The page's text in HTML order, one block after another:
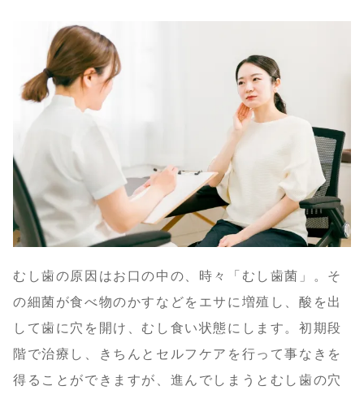
むし歯の原因はお口の中の、時々「むし歯菌」。そ
の細菌が食べ物のかすなどをエサに増殖し、酸を出
して歯に穴を開け、むし食い状態にします。初期段
階で治療し、きちんとセルフケアを行って事なきを
得ることができますが、進んでしまうとむし歯の穴